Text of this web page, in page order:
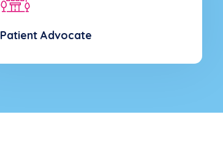
Patient Advocate